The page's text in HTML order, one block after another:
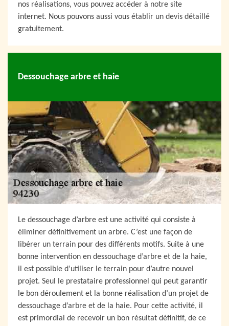
nos réalisations, vous pouvez accéder à notre site
internet. Nous pouvons aussi vous établir un devis détaillé
gratuitement.
Dessouchage arbre et haie
Le dessouchage d’arbre est une activité qui consiste à
éliminer définitivement un arbre. C’est une façon de
libérer un terrain pour des différents motifs. Suite à une
bonne intervention en dessouchage d’arbre et de la haie,
il est possible d’utiliser le terrain pour d’autre nouvel
projet. Seul le prestataire professionnel qui peut garantir
le bon déroulement et la bonne réalisation d’un projet de
dessouchage d’arbre et de la haie. Pour cette activité, il
est primordial de recevoir un bon résultat définitif, de ce